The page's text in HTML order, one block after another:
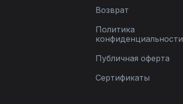
Возврат
Политика
конфиденциальности
Публичная оферта
Сертификаты